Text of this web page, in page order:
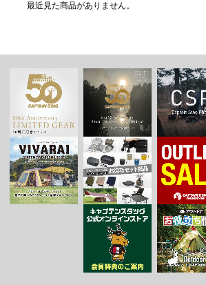
最近見た商品がありません。